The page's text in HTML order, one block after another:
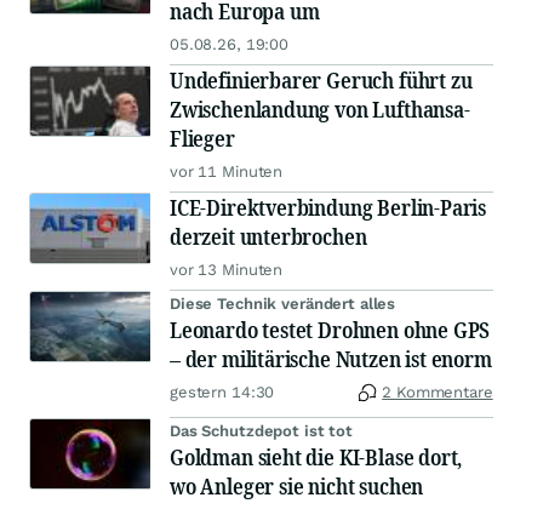
nach Europa um
05.08.26, 19:00
Undefinierbarer Geruch führt zu
Zwischenlandung von Lufthansa-
Flieger
vor 11 Minuten
ICE-Direktverbindung Berlin-Paris
derzeit unterbrochen
vor 13 Minuten
Diese Technik verändert alles
Leonardo testet Drohnen ohne GPS
– der militärische Nutzen ist enorm
gestern 14:30 2 Kommentare
Das Schutzdepot ist tot
Goldman sieht die KI-Blase dort,
wo Anleger sie nicht suchen